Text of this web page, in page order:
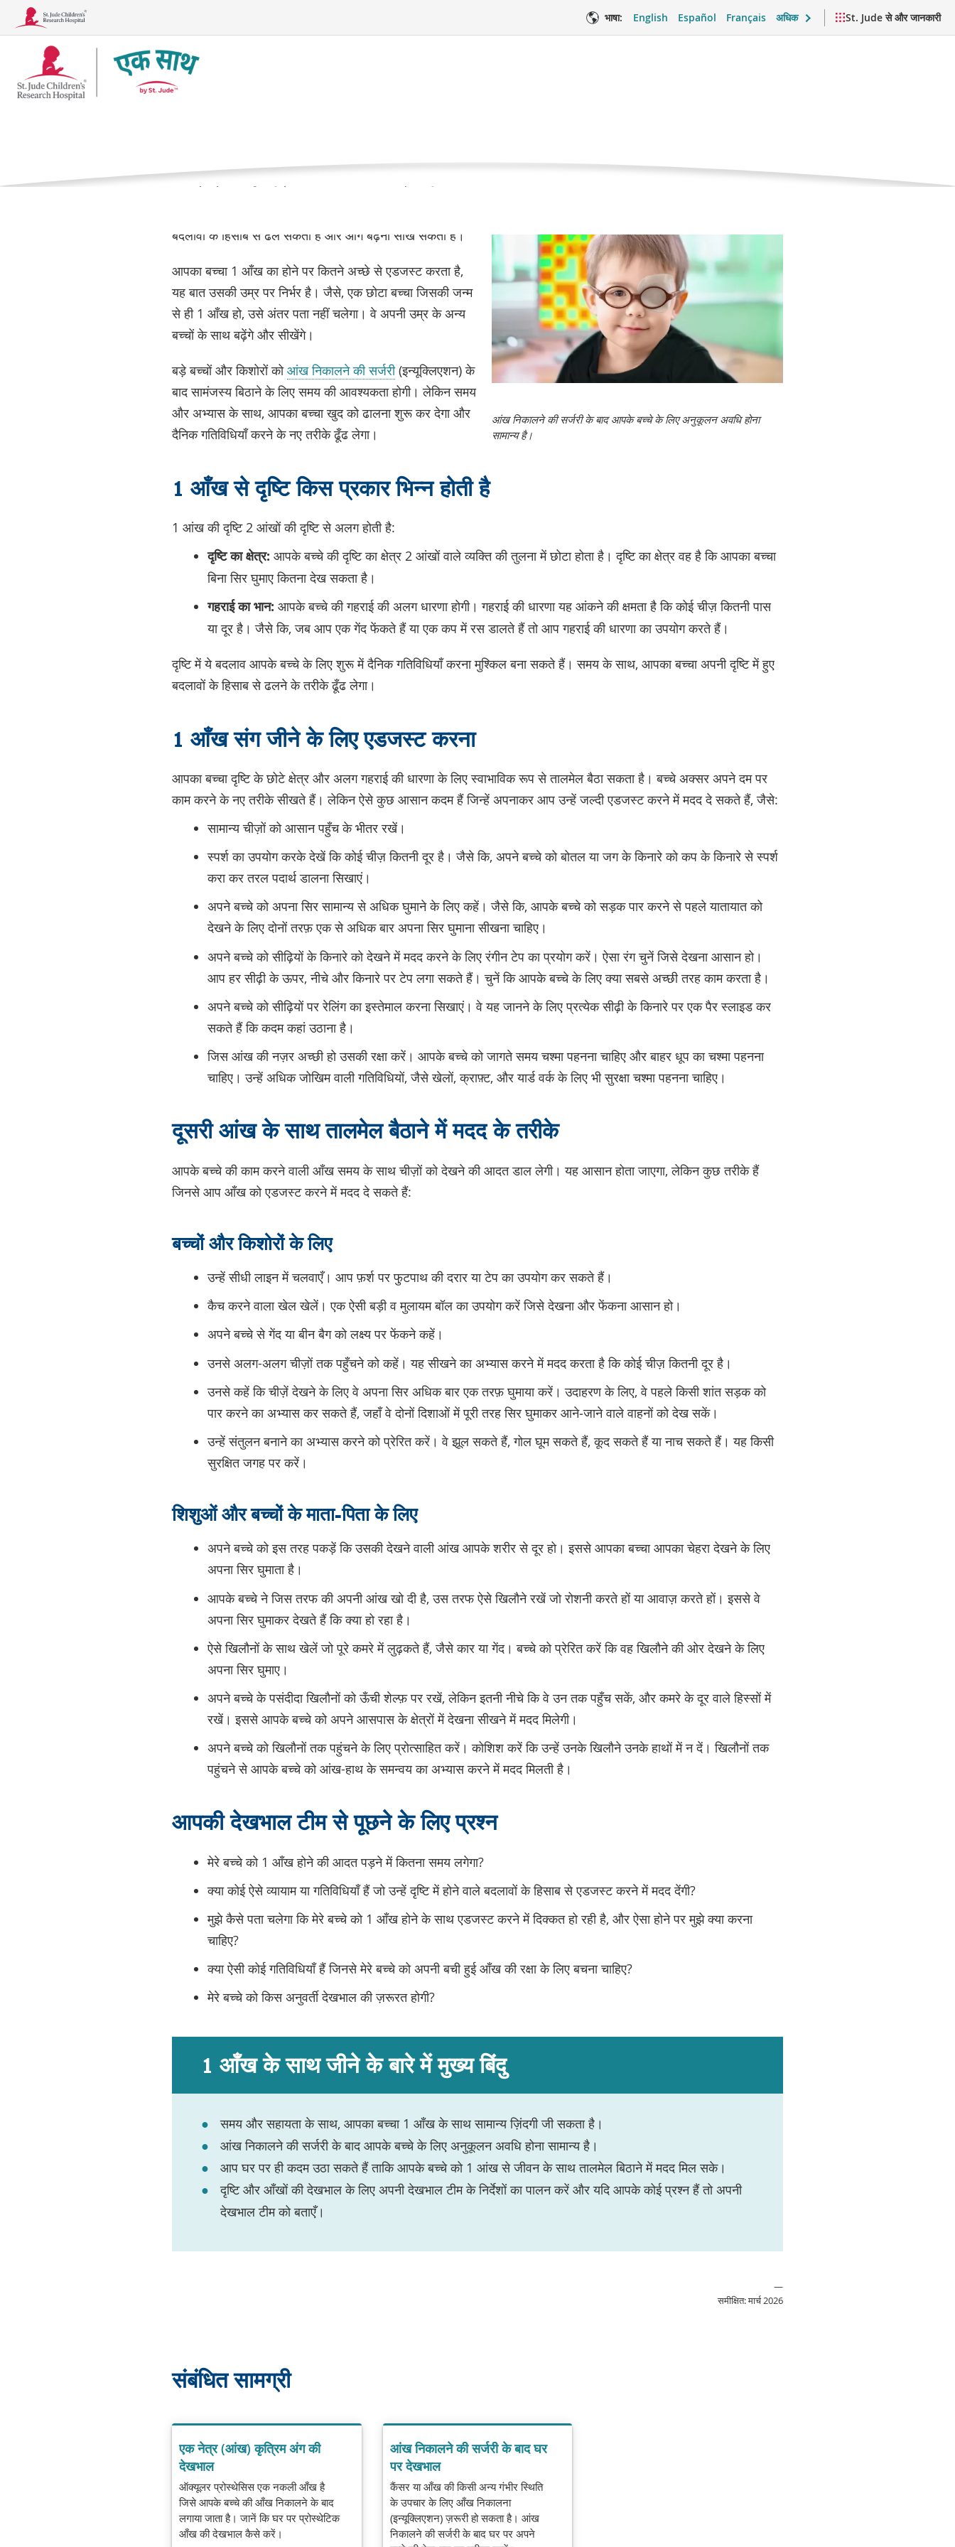
भाषा: English Español Français अधिक St. Jude से और जानकारी
एक आंख के साथ जीना
आंख निकालने की सर्जरी के बाद आपके बच्चे के लिए अनुकूलन अवधि होना
सामान्य है।
एक आँख के साथ ज़िंदगी में एडजस्ट करना डरावना और भारी लग
बदलावों के हिसाब से ढल सकता है और आगे बढ़ना सीख सकता है।
आपका बच्चा 1 आँख का होने पर कितने अच्छे से एडजस्ट करता है,
यह बात उसकी उम्र पर निर्भर है। जैसे, एक छोटा बच्चा जिसकी जन्म
से ही 1 आँख हो, उसे अंतर पता नहीं चलेगा। वे अपनी उम्र के अन्य
बच्चों के साथ बढ़ेंगे और सीखेंगे।
बड़े बच्चों और किशोरों कोआंख निकालने की सर्जरी(इन्यूक्लिएशन) के
बाद सामंजस्य बिठाने के लिए समय की आवश्यकता होगी। लेकिन समय
और अभ्यास के साथ, आपका बच्चा खुद को ढालना शुरू कर देगा और
दैनिक गतिविधियाँ करने के नए तरीके ढूँढ लेगा।
1 आँख से दृष्टि किस प्रकार भिन्न होती है
1 आंख की दृष्टि 2 आंखों की दृष्टि से अलग होती है:
दृष्टि का क्षेत्र: आपके बच्चे की दृष्टि का क्षेत्र 2 आंखों वाले व्यक्ति की तुलना में छोटा होता है। दृष्टि का क्षेत्र वह है कि आपका बच्चा
बिना सिर घुमाए कितना देख सकता है।
गहराई का भान: आपके बच्चे की गहराई की अलग धारणा होगी। गहराई की धारणा यह आंकने की क्षमता है कि कोई चीज़ कितनी पास
या दूर है। जैसे कि, जब आप एक गेंद फेंकते हैं या एक कप में रस डालते हैं तो आप गहराई की धारणा का उपयोग करते हैं।
दृष्टि में ये बदलाव आपके बच्चे के लिए शुरू में दैनिक गतिविधियाँ करना मुश्किल बना सकते हैं। समय के साथ, आपका बच्चा अपनी दृष्टि में हुए
बदलावों के हिसाब से ढलने के तरीके ढूँढ लेगा।
1 आँख संग जीने के लिए एडजस्ट करना
आपका बच्चा दृष्टि के छोटे क्षेत्र और अलग गहराई की धारणा के लिए स्वाभाविक रूप से तालमेल बैठा सकता है। बच्चे अक्सर अपने दम पर
काम करने के नए तरीके सीखते हैं। लेकिन ऐसे कुछ आसान कदम हैं जिन्हें अपनाकर आप उन्हें जल्दी एडजस्ट करने में मदद दे सकते हैं, जैसे:
सामान्य चीज़ों को आसान पहुँच के भीतर रखें।
स्पर्श का उपयोग करके देखें कि कोई चीज़ कितनी दूर है। जैसे कि, अपने बच्चे को बोतल या जग के किनारे को कप के किनारे से स्पर्श
करा कर तरल पदार्थ डालना सिखाएं।
अपने बच्चे को अपना सिर सामान्य से अधिक घुमाने के लिए कहें। जैसे कि, आपके बच्चे को सड़क पार करने से पहले यातायात को
देखने के लिए दोनों तरफ़ एक से अधिक बार अपना सिर घुमाना सीखना चाहिए।
अपने बच्चे को सीढ़ियों के किनारे को देखने में मदद करने के लिए रंगीन टेप का प्रयोग करें। ऐसा रंग चुनें जिसे देखना आसान हो।
आप हर सीढ़ी के ऊपर, नीचे और किनारे पर टेप लगा सकते हैं। चुनें कि आपके बच्चे के लिए क्या सबसे अच्छी तरह काम करता है।
अपने बच्चे को सीढ़ियों पर रेलिंग का इस्तेमाल करना सिखाएं। वे यह जानने के लिए प्रत्येक सीढ़ी के किनारे पर एक पैर स्लाइड कर
सकते हैं कि कदम कहां उठाना है।
जिस आंख की नज़र अच्छी हो उसकी रक्षा करें। आपके बच्चे को जागते समय चश्मा पहनना चाहिए और बाहर धूप का चश्मा पहनना
चाहिए। उन्हें अधिक जोखिम वाली गतिविधियों, जैसे खेलों, क्राफ़्ट, और यार्ड वर्क के लिए भी सुरक्षा चश्मा पहनना चाहिए।
दूसरी आंख के साथ तालमेल बैठाने में मदद के तरीके
आपके बच्चे की काम करने वाली आँख समय के साथ चीज़ों को देखने की आदत डाल लेगी। यह आसान होता जाएगा, लेकिन कुछ तरीके हैं
जिनसे आप आँख को एडजस्ट करने में मदद दे सकते हैं:
बच्चों और किशोरों के लिए
उन्हें सीधी लाइन में चलवाएँ। आप फ़र्श पर फु़टपाथ की दरार या टेप का उपयोग कर सकते हैं।
कैच करने वाला खेल खेलें। एक ऐसी बड़ी व मुलायम बॉल का उपयोग करें जिसे देखना और फेंकना आसान हो।
अपने बच्चे से गेंद या बीन बैग को लक्ष्य पर फेंकने कहें।
उनसे अलग-अलग चीज़ों तक पहुँचने को कहें। यह सीखने का अभ्यास करने में मदद करता है कि कोई चीज़ कितनी दूर है।
उनसे कहें कि चीज़ें देखने के लिए वे अपना सिर अधिक बार एक तरफ़ घुमाया करें। उदाहरण के लिए, वे पहले किसी शांत सड़क को
पार करने का अभ्यास कर सकते हैं, जहाँ वे दोनों दिशाओं में पूरी तरह सिर घुमाकर आने‑जाने वाले वाहनों को देख सकें।
उन्हें संतुलन बनाने का अभ्यास करने को प्रेरित करें। वे झूल सकते हैं, गोल घूम सकते हैं, कूद सकते हैं या नाच सकते हैं। यह किसी
सुरक्षित जगह पर करें।
शिशुओं और बच्चों के माता-पिता के लिए
अपने बच्चे को इस तरह पकड़ें कि उसकी देखने वाली आंख आपके शरीर से दूर हो। इससे आपका बच्चा आपका चेहरा देखने के लिए
अपना सिर घुमाता है।
आपके बच्चे ने जिस तरफ की अपनी आंख खो दी है, उस तरफ ऐसे खिलौने रखें जो रोशनी करते हों या आवाज़ करते हों। इससे वे
अपना सिर घुमाकर देखते हैं कि क्या हो रहा है।
ऐसे खिलौनों के साथ खेलें जो पूरे कमरे में लुढ़कते हैं, जैसे कार या गेंद। बच्चे को प्रेरित करें कि वह खिलौने की ओर देखने के लिए
अपना सिर घुमाए।
अपने बच्चे के पसंदीदा खिलौनों को ऊँची शेल्फ़ पर रखें, लेकिन इतनी नीचे कि वे उन तक पहुँच सकें, और कमरे के दूर वाले हिस्सों में
रखें। इससे आपके बच्चे को अपने आसपास के क्षेत्रों में देखना सीखने में मदद मिलेगी।
अपने बच्चे को खिलौनों तक पहुंचने के लिए प्रोत्साहित करें। कोशिश करें कि उन्हें उनके खिलौने उनके हाथों में न दें। खिलौनों तक
पहुंचने से आपके बच्चे को आंख-हाथ के समन्वय का अभ्यास करने में मदद मिलती है।
आपकी देखभाल टीम से पूछने के लिए प्रश्न
मेरे बच्चे को 1 आँख होने की आदत पड़ने में कितना समय लगेगा?
क्या कोई ऐसे व्यायाम या गतिविधियाँ हैं जो उन्हें दृष्टि में होने वाले बदलावों के हिसाब से एडजस्ट करने में मदद देंगी?
मुझे कैसे पता चलेगा कि मेरे बच्चे को 1 आँख होने के साथ एडजस्ट करने में दिक्कत हो रही है, और ऐसा होने पर मुझे क्या करना
चाहिए?
क्या ऐसी कोई गतिविधियाँ हैं जिनसे मेरे बच्चे को अपनी बची हुई आँख की रक्षा के लिए बचना चाहिए?
मेरे बच्चे को किस अनुवर्ती देखभाल की ज़रूरत होगी?
1 आँख के साथ जीने के बारे में मुख्य बिंदु
समय और सहायता के साथ, आपका बच्चा 1 आँख के साथ सामान्य ज़िंदगी जी सकता है।
आंख निकालने की सर्जरी के बाद आपके बच्चे के लिए अनुकूलन अवधि होना सामान्य है।
आप घर पर ही कदम उठा सकते हैं ताकि आपके बच्चे को 1 आंख से जीवन के साथ तालमेल बिठाने में मदद मिल सके।
दृष्टि और आँखों की देखभाल के लिए अपनी देखभाल टीम के निर्देशों का पालन करें और यदि आपके कोई प्रश्न हैं तो अपनी
देखभाल टीम को बताएँ।
—
समीक्षित: मार्च 2026
संबंधित सामग्री
एक नेत्र (आंख) कृत्रिम अंग की
देखभाल
ऑक्यूलर प्रोस्थेसिस एक नकली आँख है
जिसे आपके बच्चे की आँख निकालने के बाद
लगाया जाता है। जानें कि घर पर प्रोस्थेटिक
आँख की देखभाल कैसे करें।
आंख निकालने की सर्जरी के बाद घर
पर देखभाल
कैंसर या आँख की किसी अन्य गंभीर स्थिति
के उपचार के लिए आँख निकालना
(इन्यूक्लिएशन) ज़रूरी हो सकता है। आंख
निकालने की सर्जरी के बाद घर पर अपने